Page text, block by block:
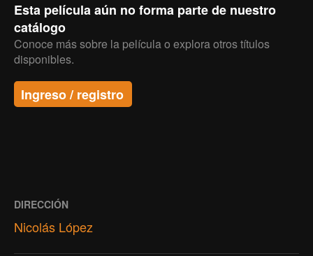
Esta película aún no forma parte de nuestro
catálogo
Conoce más sobre la película o explora otros títulos
disponibles.
Ingreso / registro
DIRECCIÓN
Nicolás López